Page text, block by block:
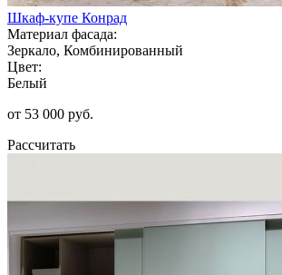
Шкаф-купе Конрад
Материал фасада:
Зеркало, Комбинированный
Цвет:
Белый
от 53 000 руб.
Рассчитать